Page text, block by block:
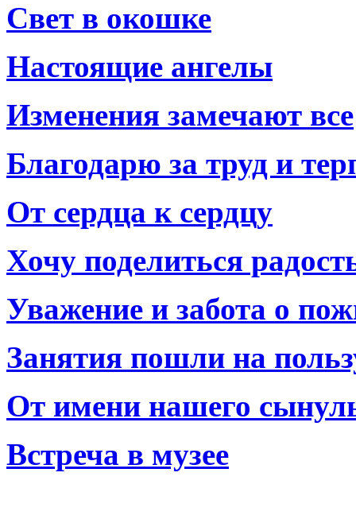
Свет в окошке
Настоящие ангелы
Изменения замечают все
Благодарю за труд и
От сердца к сердцу
Хочу поделиться
Уважение и забота о
Занятия пошли на
От имени нашего
Встреча в музее